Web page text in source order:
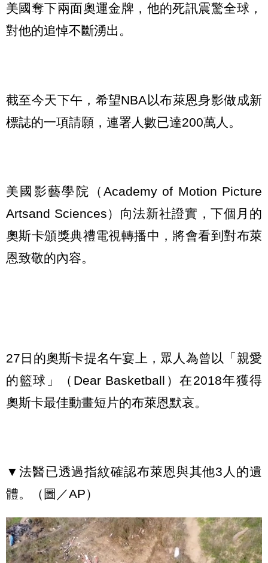
美國奪下兩面奧運金牌，他的死訊震驚全球，
對他的追悼不斷湧出。
截至今天下午，希望NBA以布萊恩身影做成新
標誌的一項請願，連署人數已達200萬人。
美國影藝學院（Academy of Motion Picture
Artsand Sciences）向法新社證實，下個月的
奧斯卡頒獎典禮電視轉播中，將會看到對布萊
恩致敬的內容。
27日的奧斯卡提名午宴上，眾人為曾以「親愛
的籃球」（Dear Basketball）在2018年獲得
奧斯卡最佳動畫短片的布萊恩默哀。
▼法醫已透過指紋確認布萊恩與其他3人的遺
體。（圖／AP）